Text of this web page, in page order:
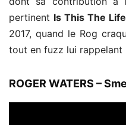
pertinent Is This The
2017, quand le Rog
tout en fuzz lui rappelant
ROGER WATERS –